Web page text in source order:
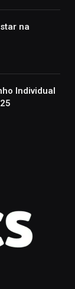
na
Individual